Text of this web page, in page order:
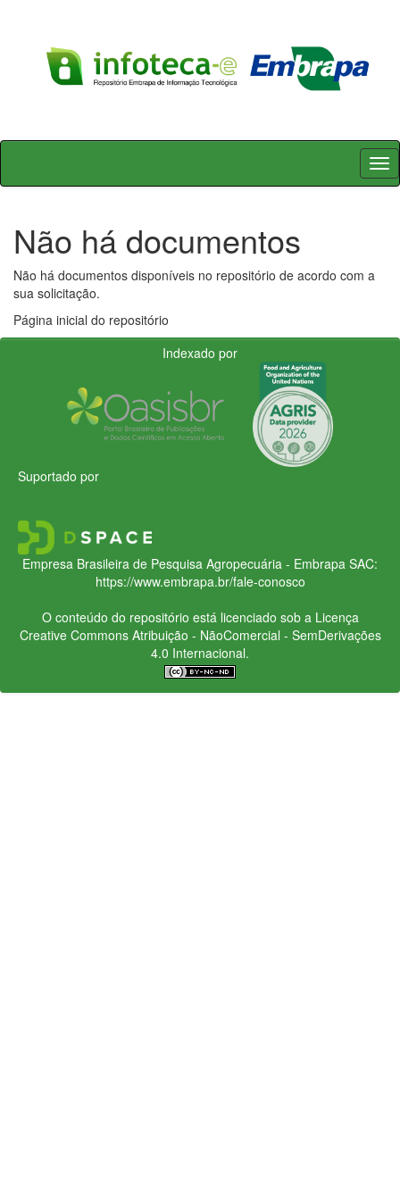
Skip
Não há documentos
Não há documentos disponíveis no repositório de acordo com a
sua solicitação.
Página inicial do repositório
Indexado por
Suportado por
Empresa Brasileira de Pesquisa Agropecuária - Embrapa SAC:
https://www.embrapa.br/fale-conosco
O conteúdo do repositório está licenciado sob a Licença
Creative CommonsAtribuição - NãoComercial - SemDerivações
4.0 Internacional.